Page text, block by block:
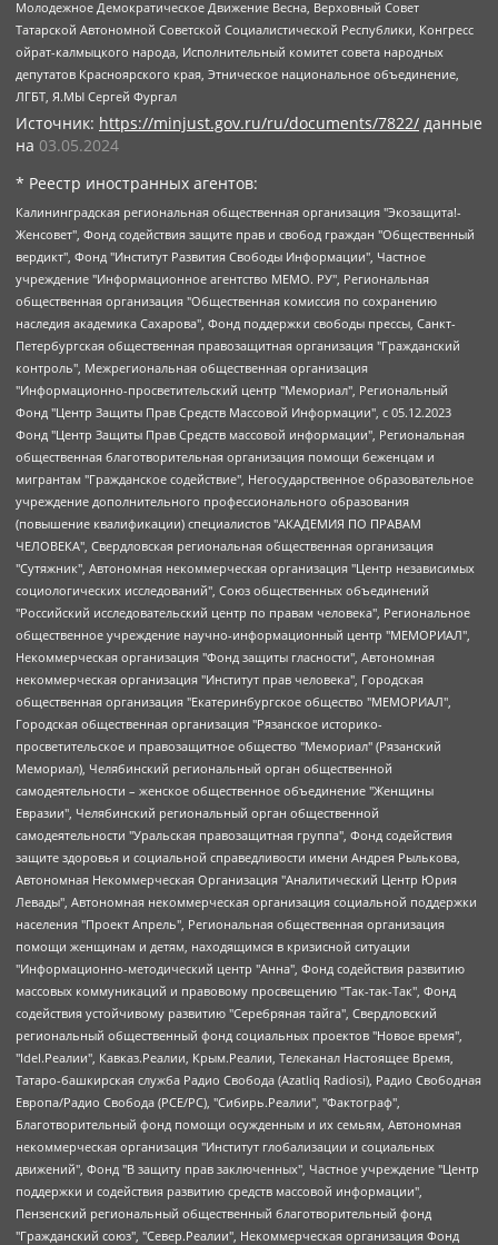
Молодежное Демократическое Движение Весна, Верховный Совет
Татарской Автономной Советской Социалистической Республики, Конгресс
ойрат-калмыцкого народа, Исполнительный комитет совета народных
депутатов Красноярского края, Этническое национальное объединение,
ЛГБТ, Я.МЫ Сергей Фургал
Источник: https://minjust.gov.ru/ru/documents/7822/ данные
на 03.05.2024
* Реестр иностранных агентов:
Калининградская региональная общественная организация "Экозащита!-Женсовет", Фонд содействия защите прав и свобод граждан "Общественный вердикт", Фонд "Институт Развития Свободы Информации", Частное учреждение "Информационное агентство МЕМО. РУ", Региональная общественная организация "Общественная комиссия по сохранению наследия академика Сахарова", Фонд поддержки свободы прессы, Санкт-Петербургская общественная правозащитная организация "Гражданский контроль", Межрегиональная общественная организация "Информационно-просветительский центр "Мемориал", Региональный Фонд "Центр Защиты Прав Средств Массовой Информации", с 05.12.2023 Фонд "Центр Защиты Прав Средств массовой информации", Региональная общественная благотворительная организация помощи беженцам и мигрантам "Гражданское содействие", Негосударственное образовательное учреждение дополнительного профессионального образования (повышение квалификации) специалистов "АКАДЕМИЯ ПО ПРАВАМ ЧЕЛОВЕКА", Свердловская региональная общественная организация "Сутяжник", Автономная некоммерческая организация "Центр независимых социологических исследований", Союз общественных объединений "Российский исследовательский центр по правам человека", Региональное общественное учреждение научно-информационный центр "МЕМОРИАЛ", Некоммерческая организация "Фонд защиты гласности", Автономная некоммерческая организация "Институт прав человека", Городская общественная организация "Екатеринбургское общество "МЕМОРИАЛ", Городская общественная организация "Рязанское историко-просветительское и правозащитное общество "Мемориал" (Рязанский Мемориал), Челябинский региональный орган общественной самодеятельности – женское общественное объединение "Женщины Евразии", Челябинский региональный орган общественной самодеятельности "Уральская правозащитная группа", Фонд содействия защите здоровья и социальной справедливости имени Андрея Рылькова, Автономная Некоммерческая Организация "Аналитический Центр Юрия Левады", Автономная некоммерческая организация социальной поддержки населения "Проект Апрель", Региональная общественная организация помощи женщинам и детям, находящимся в кризисной ситуации "Информационно-методический центр "Анна", Фонд содействия развитию массовых коммуникаций и правовому просвещению "Так-так-Так", Фонд содействия устойчивому развитию "Серебряная тайга", Свердловский региональный общественный фонд социальных проектов "Новое время", "Idel.Реалии", Кавказ.Реалии, Крым.Реалии, Телеканал Настоящее Время, Татаро-башкирская служба Радио Свобода (Azatliq Radiosi), Радио Свободная Европа/Радио Свобода (PCE/PC), "Сибирь.Реалии", "Фактограф", Благотворительный фонд помощи осужденным и их семьям, Автономная некоммерческая организация "Институт глобализации и социальных движений", Фонд "В защиту прав заключенных", Частное учреждение "Центр поддержки и содействия развитию средств массовой информации", Пензенский региональный общественный благотворительный фонд "Гражданский союз", "Север.Реалии", Некоммерческая организация Фонд "Правовая инициатива", Общество с ограниченной ответственностью "Радио Свободная Европа/Радио Свобода", Чешское информационное агентство "MEDIUM-ORIENT", Красноярская региональная общественная организация "Мы против СПИДа", Камалягин Денис Николаевич, Маркелов Сергей Евгеньевич, Пономарев Лев Александрович, Савицкая Людмила Алексеевна, Автономная некоммерческая организация "Центр по работе с проблемой насилия "НАСИЛИЮ.НЕТ", Межрегиональный профессиональный союз работников здравоохранения "Альянс врачей", Юридическое лицо, зарегистрированное в Латвийской Республике, SIA "Medusa Project" (регистрационный номер 40103797863, дата регистрации 10.06.2014), Некоммерческая организация "Фонд по борьбе с коррупцией", Автономная некоммерческая организация "Институт права и публичной политики", Баданин Роман Сергеевич, Гликин Максим Александрович, Железнова Мария Михайловна, Лукьянова Юлия Сергеевна, Маетная Елизавета Витальевна, Маняхин Петр Борисович, Чуракова Ольга Владимировна, Ярош Юлия Петровна, Юридическое лицо "The Insider SIA", зарегистрированное в Риге, Латвийская Республика (дата регистрации 26.06.2015), являющееся администратором доменного имени интернет-издания "The Insider SIA", https://theins.ru, Постернак Алексей Евгеньевич, Рубин Михаил Аркадьевич, Анин Роман Александрович, Юридическое лицо Istories fonds, зарегистрированное в Латвийской Республике (регистрационный номер 50008295751, дата регистрации 24.02.2020), Великовский Дмитрий Александрович, Долинина Ирина Николаевна, Мароховская Алеся Алексеевна, Шлейнов Роман Юрьевич, Шмагун Олеся Валентиновна, Общество с ограниченной ответственностью "Альтаир 2021", Общество с ограниченной ответственностью "Вега 2021", Общество с ограниченной ответственностью "Главный редактор 2021", Общество с ограниченной ответственностью "Ромашки монолит", Важенков Артем Валерьевич, Ивановская областная общественная организация "Центр гендерных исследований", Гурман Юрий Альбертович, Медиапроект "ОВД-Инфо", Егоров Владимир Владимирович, Жилинский Владимир Александрович, Общество с ограниченной ответственностью "ЗП", Иванова София Юрьевна, Карезина Инна Павловна, Кильтау Екатерина Викторовна, Петров Алексей Викторович, Пискунов Сергей Евгеньевич, Смирнов Сергей Сергеевич, Тихонов Михаил Сергеевич, Общество с ограниченной ответственностью "ЖУРНАЛИСТ-ИНОСТРАННЫЙ АГЕНТ", Арапова Галина Юрьевна, Вольтская Татьяна Анатольевна, Американская компания "Mason G.E.S. Anonymous Foundation" (США), являющаяся владельцем интернет-издания https://mnews.world/, Компания "Stichting Bellingcat", зарегистрированная в Нидерландах (дата регистрации 11.07.2018), Захаров Андрей Вячеславович, Клепиковская Екатерина Дмитриевна, Общество с ограниченной ответственностью "МЕМО", Перл Роман Александрович, Симонов Евгений Алексеевич, Соловьева Елена Анатольевна, Сотников Даниил Владимирович, Сурначева Елизавета Дмитриевна, Автономная некоммерческая организация по защите прав человека и информированию населения "Якутия – Наше Мнение", Общество с ограниченной ответственностью "Москоу диджитал медиа", с 26.01.2023 Общество с ограниченной ответственностью "Чайка Белые сады", Ветошкина Валерия Валерьевна, Заговора Максим Александрович, Межрегиональное общественное движение "Российская ЛГБТ - сеть", Оленичев Максим Владимирович, Павлов Иван Юрьевич, Скворцова Елена Сергеевна, Общество с ограниченной ответственностью "Как бы инагент", Кочетков Игорь Викторович, Общество с ограниченной ответственностью "Честные выборы", Еланчик Олег Александрович, Общество с ограниченной ответственностью "Нобелевский призыв", Гималова Регина Эмилевна, Григорьев Андрей Валерьевич, Григорьева Алина Александровна, Ассоциация по содействию защите прав призывников, альтернативнослужащих и военнослужащих "Правозащитная группа "Гражданин.Армия.Право", Хисамова Регина Фаритовна, Автономная некоммерческая организация по реализации социально-правовых программ "Лилит", Дальневосточное общественное движение "Маяк", Санкт-Петербургская ЛГБТ-инициативная группа "Выход", Инициативная группа ЛГБТ+ "Реверс", Алексеев Андрей Викторович, Бекбулатова Таисия Львовна, Беляев Иван Михайлович, Владыкина Елена Сергеевна, Гельман Марат Александрович, Никульшина Вероника Юрьевна, Толоконникова Надежда Андреевна, Шендерович Виктор Анатольевич, Общество с ограниченной ответственностью "Данное сообщение", Общество с ограниченной ответственностью Издательский дом "Новая глава", Айнбиндер Александра Александровна, Московский комьюнити-центр для ЛГБТ+инициатив, Благотворительный фонд развития филантропии, Deutsche Welle (Германия, Kurt-Schumacher-Strasse 3, 53113 Bonn), Борзунова Мария Михайловна, Воробьев Виктор Викторович, Голубева Анна Львовна, Константинова Алла Михайловна, Малкова Ирина Владимировна, Мурадов Мурад Абдулгалимович, Осетинская Елизавета Николаевна, Понасенков Евгений Николаевич, Ганапольский Матвей Юрьевич, Киселев Евгений Алексеевич, Борухович Ирина Григорьевна, Дремин Иван Тимофеевич, Дубровский Дмитрий Викторович, Красноярская региональная общественная организация поддержки и развития альтернативных образовательных технологий и межкультурных коммуникаций "ИНТЕРРА", Маяковская Екатерина Алексеевна, Фейгин Марк Захарович, Филимонов Андрей Викторович, Дзугкоева Регина Николаевна, Доброхотов Роман Александрович, Дудь Юрий Александрович, Елкин Сергей Владимирович, Кругликов Кирилл Игоревич, Сабунаева Мария Леонидовна, Семенов Алексей Владимирович, Шаинян Карен Багратович, Шульман Екатерина Михайловна, Асафьев Артур Валерьевич, Вахштайн Виктор Семенович, Венедиктов Алексей Алексеевич, Лушникова Екатерина Евгеньевна, Волков Леонид Михайлович, Невзоров Александр Глебович, Пархоменко Сергей Борисович, Сироткин Ярослав Николаевич, Кара-Мурза Владимир Владимирович, Баранова Наталья Владимировна, Гозман Леонид Яковлевич, Кагарлицкий Борис Юльевич, Климарев Михаил Валерьевич, Милов Владимир Станиславович, Автономная некоммерческая организация Краснодарский центр современного искусства "Типография", Моргенштерн Алишер Тагирович, Соболь Любовь Эдуардовна, Общество с ограниченной ответственностью "ЛИЗА НОРМ", Каспаров Гарри Кимович, Ходорковский Михаил Борисович, Общество с ограниченной ответственностью "Апрельские тезисы", Данилович Ирина Брониславовна, Кашин Олег Владимирович, Петров Николай Владимирович, Пивоваров Алексей Владимирович, Соколов Михаил Владимирович, Цветкова Юлия Владимировна, Чичваркин Евгений Александрович, Комитет против пыток/Команда против пыток, Общество с ограниченной ответственностью "Первый научный", Общество с ограниченной ответственностью "Вертолет и ко", Белоцерковская Вероника Борисовна, Кац Максим Евгеньевич, Лазарева Татьяна Юрьевна, Шаведдинов Руслан Табризович, Яшин Илья Валерьевич, Общество с ограниченной ответственностью "Иноагент ААВ", Алешковский Дмитрий Петрович, Альбац Евгения Марковна, Быков Дмитрий Львович, Галямина Юлия Евгеньевна, Лойко Сергей Леонидович, Мартынов Кирилл Константинович, Медведев Сергей Александрович, Крашенинников Федор Геннадиевич, Гордеева Катерина Вл